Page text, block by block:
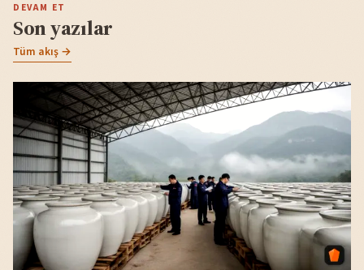
DEVAM ET
Son yazılar
Tüm akış →